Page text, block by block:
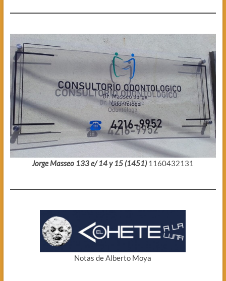
Jorge Masseo 133 e/ 14 y 15 (1451) 1160432131
Notas de Alberto Moya